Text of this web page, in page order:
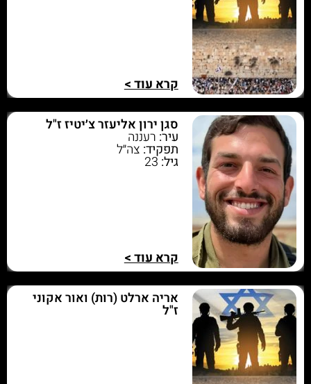
קרא עוד >
סגן ירון אליעזר צ׳יטיז ז"ל
עיר: רעננה
תפקיד: צה״ל
גיל:23
קרא עוד >
אריה ארלט (רות) ואור אקוני
ז"ל